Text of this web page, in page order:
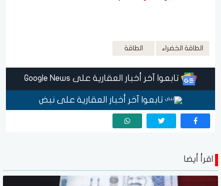
الطاقة الخضراء الطاقة
تابعوا آخر أخبار العقارية على Google News
تابعوا آخر أخبار العقارية على نبض
اقرأ أيضا